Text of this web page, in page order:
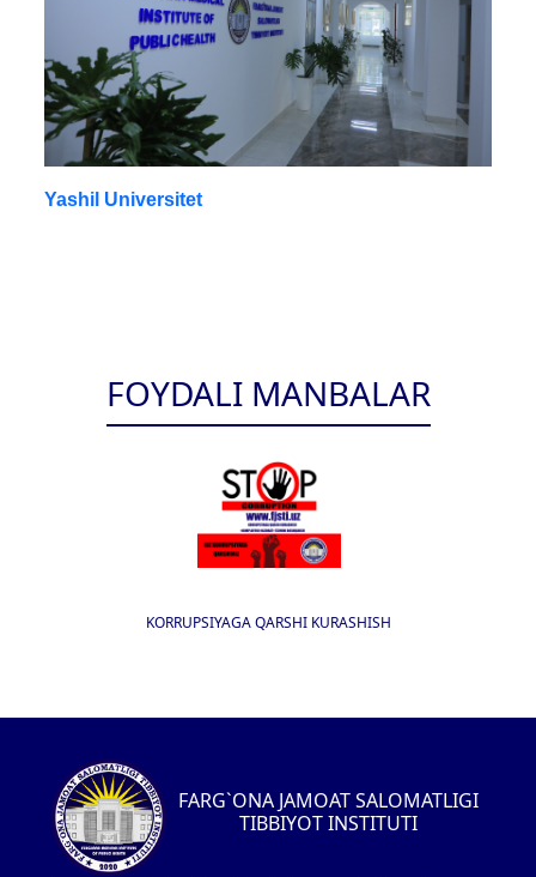
Yashil Universitet
FOYDALI MANBALAR
KORRUPSIYAGA QARSHI KURASHISH
FARG`ONA JAMOAT SALOMATLIGI
TIBBIYOT INSTITUTI